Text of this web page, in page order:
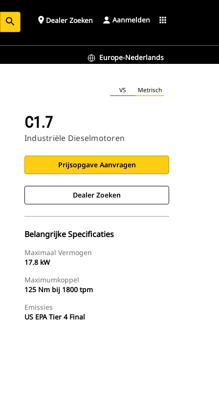
search place Dealer Zoeken Aanmelden apps
Europe-Nederlands
VS Metrisch
C1.7
Industriële Dieselmotoren
Prijsopgave Aanvragen
Dealer Zoeken
Belangrijke Specificaties
Maximaal Vermogen
17.8 kW
Maximumkoppel
125 Nm bij 1800 tpm
Emissies
US EPA Tier 4 Final